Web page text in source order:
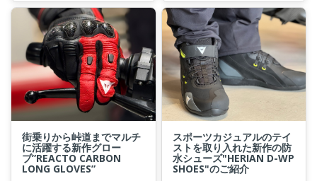
DESIGN」がコラボレーション
したシューズモデルが入荷しま
した。
街乗りから峠道までマルチ
に活躍する新作グロー
ブ”REACTO CARBON
LONG GLOVES”
スポーツカジュアルのテイ
ストを取り入れた新作の防
水シューズ"HERIAN D-WP
SHOES"のご紹介